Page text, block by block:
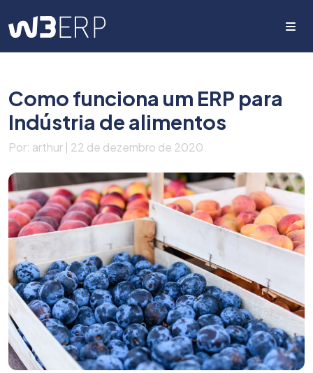
Como funciona um ERP para
Indústria de alimentos
Por: arthur | 22 de dezembro de 2020